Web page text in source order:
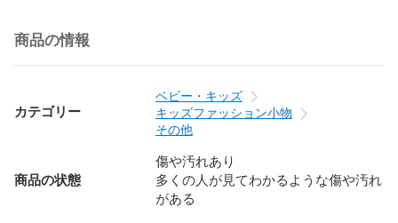
商品の情報
カテゴリー
ベビー・キッズ
キッズファッション小物
その他
商品の状態
傷や汚れあり
多くの人が見てわかるような傷や汚れ
がある